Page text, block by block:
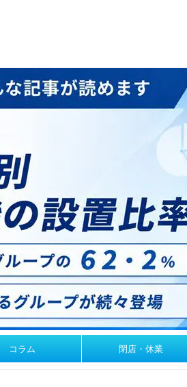
コラム 閉店・休業